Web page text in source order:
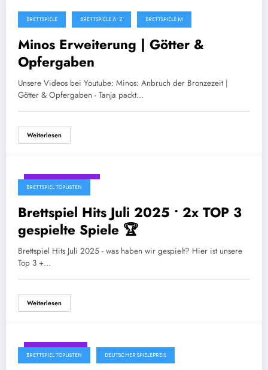
November 19, 2025
BRETTSPIELE BRETTSPIELE A-Z BRETTSPIELE M
Minos Erweiterung | Götter &
Opfergaben
Unsere Videos bei Youtube: Minos: Anbruch der Bronzezeit |
Götter & Opfergaben - Tanja packt…
Weiterlesen
September 5, 2025
BRETTSPIEL TOPLISTEN
Brettspiel Hits Juli 2025 • 2x TOP 3
gespielte Spiele 🏆
Brettspiel Hits Juli 2025 - was haben wir gespielt? Hier ist unsere
Top 3 +…
Weiterlesen
August 11, 2025
BRETTSPIEL TOPLISTEN DEUTSCHER SPIELEPREIS